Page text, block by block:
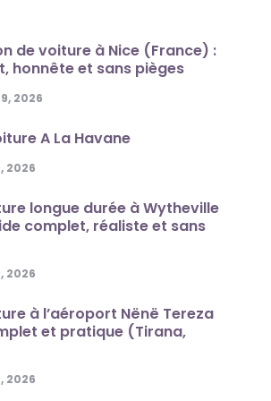
de voiture à Nice (France) :
honnête et sans pièges
2026
A La Havane
2026
longue durée à Wytheville
complet, réaliste et sans
2026
à l’aéroport Nënë Tereza
et pratique (Tirana,
2026